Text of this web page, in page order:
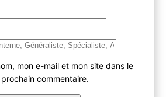
mon e-mail et mon site dans le
commentaire.